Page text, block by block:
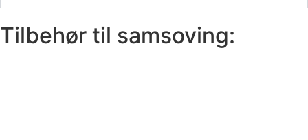
Tilbehør til samsoving: